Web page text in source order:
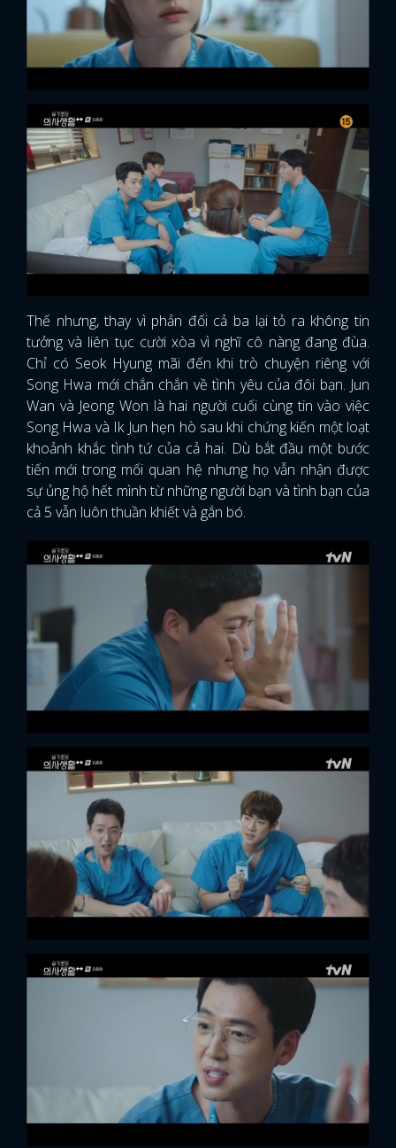
Thế nhưng, thay vì phản đối cả ba lại tỏ ra không tin
tưởng và liên tục cười xòa vì nghĩ cô nàng đang đùa.
Chỉ có Seok Hyung mãi đến khi trò chuyện riêng với
Song Hwa mới chắn chắn về tình yêu của đôi bạn. Jun
Wan và Jeong Won là hai người cuối cùng tin vào việc
Song Hwa và Ik Jun hẹn hò sau khi chứng kiến một loạt
khoảnh khắc tình tứ của cả hai. Dù bắt đầu một bước
tiến mới trong mối quan hệ nhưng họ vẫn nhận được
sự ủng hộ hết mình từ những người bạn và tình bạn của
cả 5 vẫn luôn thuần khiết và gắn bó.